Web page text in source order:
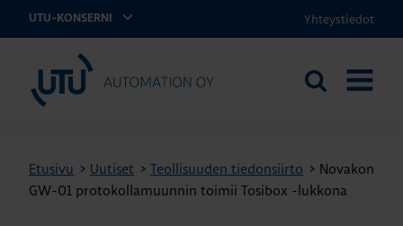
UTU-KONSERNI Yhteystiedot
UTU Automation
Etsi
Etusivu > Uutiset > Teollisuuden tiedonsiirto > Novakon
GW-01 protokollamuunnin toimii Tosibox -lukkona